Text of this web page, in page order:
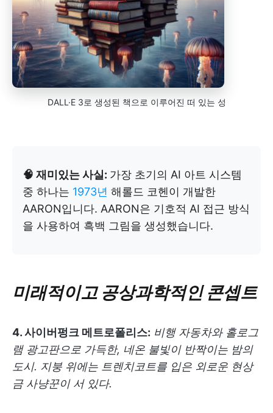
DALL·E 3로 생성된 책으로 이루어진 떠 있는 성
🧠 재미있는 사실: 가장 초기의 AI 아트 시스템
중 하나는 1973년 해롤드 코헨이 개발한
AARON입니다. AARON은 기호적 AI 접근 방식
을 사용하여 흑백 그림을 생성했습니다.
미래적이고 공상과학적인 콘셉트
4. 사이버펑크 메트로폴리스: 비행 자동차와 홀로그
램 광고판으로 가득한, 네온 불빛이 반짝이는 밤의
도시. 지붕 위에는 트렌치코트를 입은 외로운 현상
금 사냥꾼이 서 있다.